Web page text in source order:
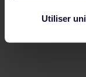
Utiliser